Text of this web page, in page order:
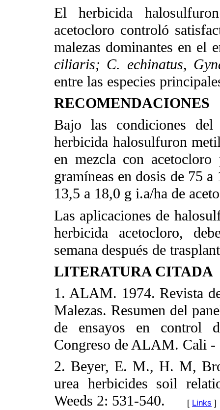
El herbicida
acetocloro controló
malezas dominantes en el
ciliaris; C. echinatus,
entre las especies
RECOMENDACIONES
Bajo las condiciones del
herbicida halosulfuron
en mezcla con
gramíneas en dosis de 75
13,5 a 18,0 g i.a/ha de
Las aplicaciones de
herbicida acetocloro,
semana después de
LITERATURA CITADA
1. ALAM. 1974. Revista
Malezas. Resumen del
de ensayos en control
Congreso de ALAM. Cali -
2. Beyer, E. M., H. M,
urea herbicides soil
Weeds 2: 531-540. [ Links ]